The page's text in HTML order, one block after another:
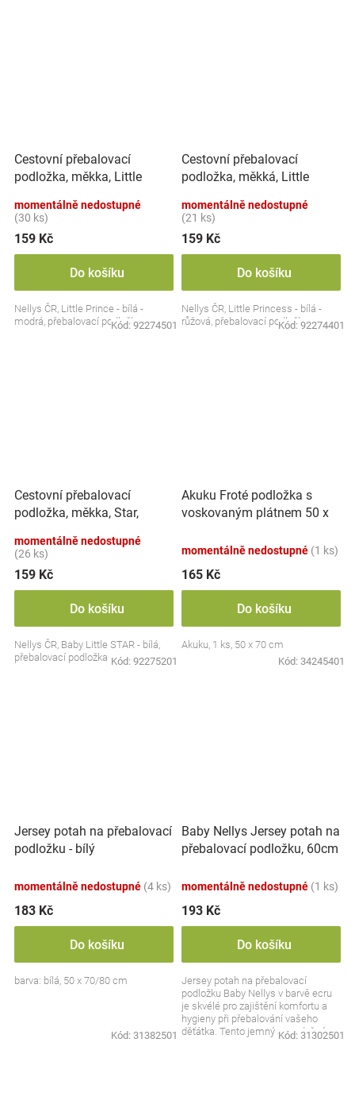
Cestovní přebalovací
podložka, měkka, Little
bílá, modrá
momentálně nedostupné
(30 ks)
159 Kč
Do košíku
Nellys ČR, Little Prince - bílá -
modrá, přebalovací podložka
Kód: 92274501
Cestovní přebalovací
podložka, měkká, Little
bílá, růžová
momentálně nedostupné
(21 ks)
159 Kč
Do košíku
Nellys ČR, Little Princess - bílá -
růžová, přebalovací podložka
Kód: 92274401
Cestovní přebalovací
podložka, měkka, Star,
momentálně nedostupné
(26 ks)
159 Kč
Do košíku
Nellys ČR, Baby Little STAR - bílá,
přebalovací podložka Kód: 92275201
Akuku Froté podložka s
voskovaným plátnem 50 x
vícebarevné
momentálně nedostupné (1 ks)
165 Kč
Do košíku
Akuku, 1 ks, 50 x 70 cm
Kód: 34245401
Jersey potah na přebalovací
podložku - bílý
momentálně nedostupné (4 ks)
183 Kč
Do košíku
barva: bílá, 50 x 70/80 cm
Kód: 31382501
Baby Nellys Jersey potah na
přebalovací podložku, 60cm
momentálně nedostupné (1 ks)
193 Kč
Do košíku
Jersey potah na přebalovací
podložku Baby Nellys v barvě ecru
je skvélé pro zajištění komfortu a
hygieny při přebalování vašeho
děťátka. Tento jemný a prodyšný
Kód: 31302501